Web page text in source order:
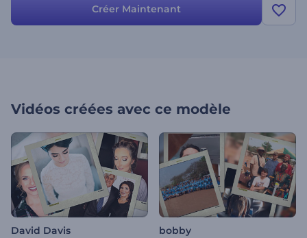
Créer Maintenant
Vidéos créées avec ce modèle
David Davis bobby